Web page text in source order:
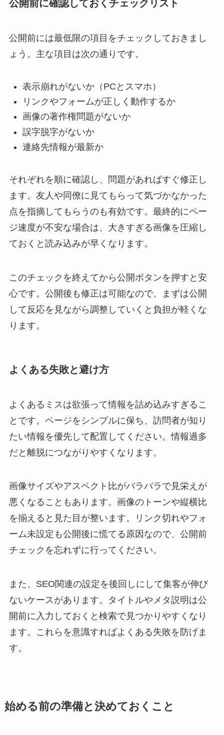
公開前に確認しておくチェックリスト
公開前には最低限の項目をチェックしておきまし
ょう。主な項目は次の通りです。
表示崩れがないか（PCとスマホ）
リンクやフォームが正しく動作するか
画像の著作権問題がないか
誤字脱字がないか
連絡先情報が最新か
それぞれを順に確認し、問題があればすぐ修正し
ます。友人や同僚に見てもらって気づかなかった
点を指摘してもらうのも有効です。最終的にペー
ジ速度が不安な場合は、大きすぎる画像を圧縮し
ておくと読み込みが早くなります。
このチェックを終えてから公開ボタンを押すと安
心です。公開後も修正は可能なので、まずは公開
して反応を見ながら調整していくと負担が軽くな
ります。
よくある失敗と避け方
よくあるミスは欲張って情報を詰め込みすぎるこ
とです。ページをシンプルに保ち、訪問者が知り
たい情報を優先して配置してください。情報過多
だと離脱につながりやすくなります。
画像サイズやアスペクト比がバラバラで見栄えが
悪くなることもあります。画像のトーンや縦横比
を揃えると見た目が整います。リンク切れやフォ
ーム未設定も公開後に慌てる原因なので、公開前
チェックを忘れずに行ってください。
また、SEO関連の設定を後回しにして集客が伸び
ないケースがあります。タイトルやメタ説明は公
開前に入力しておくと検索で見つかりやすくなり
ます。これらを意識すればよくある失敗を防げま
す。
始める前の準備と決めておくこと